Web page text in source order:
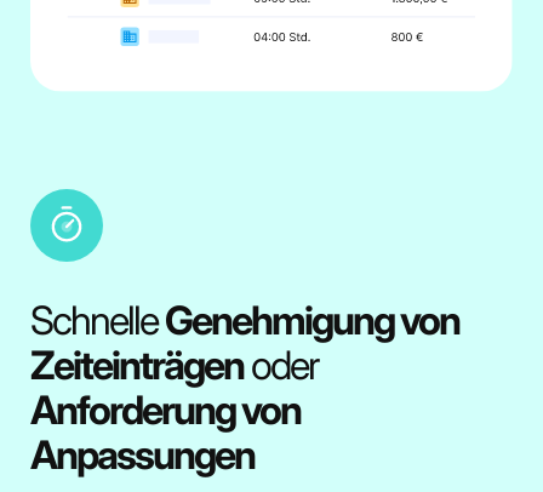
SchnelleGenehmigung von
Zeiteinträgenoder
Anforderung von
Anpassungen